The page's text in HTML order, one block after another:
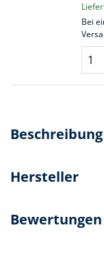
Bei
Beschreibung
Hersteller
Bewertungen